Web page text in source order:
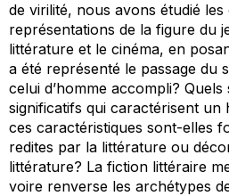
de virilité, nous avons étudié les
représentations de la figure du
littérature et le cinéma, en
a été représenté le passage du
celui d’homme accompli? Quels
significatifs qui caractérisent un
ces caractéristiques sont-elles
redites par la littérature ou
littérature? La fiction littéraire
voire renverse les archétypes